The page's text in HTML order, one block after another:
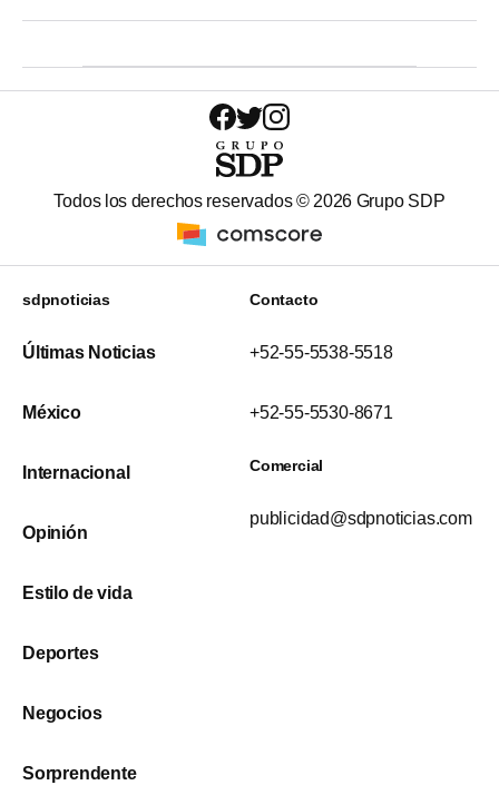
Todos los derechos reservados © 2026 Grupo SDP
sdpnoticias
Últimas Noticias
México
Internacional
Opinión
Estilo de vida
Deportes
Negocios
Sorprendente
Contacto
+52-55-5538-5518
+52-55-5530-8671
Comercial
publicidad@sdpnoticias.com